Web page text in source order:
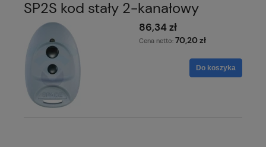
SP2S kod stały 2-kanałowy
86,34 zł
Cena netto: 70,20 zł
Do koszyka